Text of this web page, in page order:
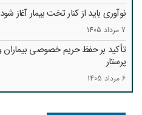
نوآوری باید از کنار تخت بیمار آغاز شود
7 مرداد 1405
تأکید بر حفظ حریم خصوصی بیماران
پرستار
6 مرداد 1405